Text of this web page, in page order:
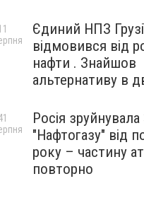
Єдиний НПЗ
відмовився від
нафти . Знайшов
альтернативу в
Росія
"Нафтогазу" від
року – частину
повторно